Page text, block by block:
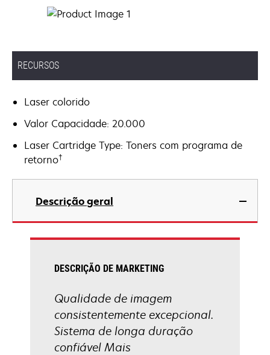
RECURSOS
Laser colorido
Valor Capacidade: 20.000
Laser Cartridge Type: Toners com programa de
retorno†
Descrição geral
DESCRIÇÃO DE MARKETING
Qualidade de imagem
consistentemente excepcional.
Sistema de longa duração
confiável Mais